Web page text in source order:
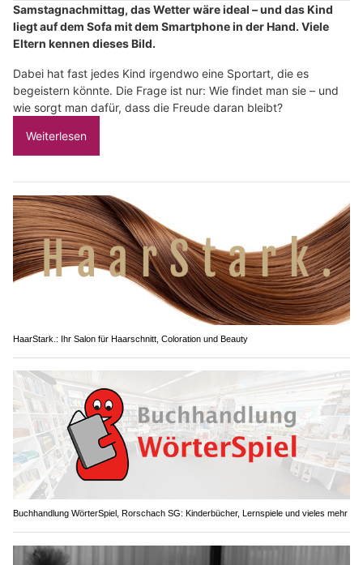
Samstagnachmittag, das Wetter wäre ideal – und das Kind
liegt auf dem Sofa mit dem Smartphone in der Hand. Viele
Eltern kennen dieses Bild.
Dabei hat fast jedes Kind irgendwo eine Sportart, die es
begeistern könnte. Die Frage ist nur: Wie findet man sie – und
wie sorgt man dafür, dass die Freude daran bleibt?
Weiterlesen
HaarStark.: Ihr Salon für Haarschnitt, Coloration und Beauty
Buchhandlung WörterSpiel, Rorschach SG: Kinderbücher, Lernspiele und vieles mehr